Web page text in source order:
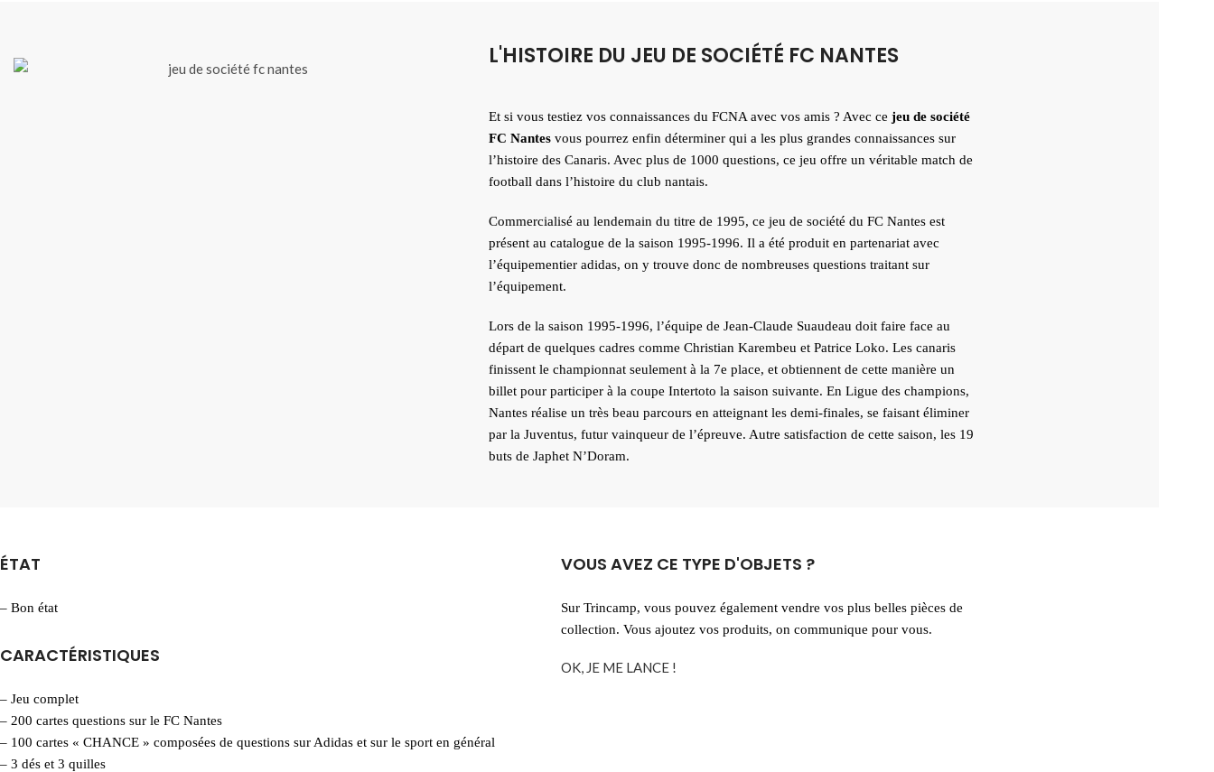
L'HISTOIRE DU JEU DE SOCIÉTÉ FC NANTES
Et si vous testiez vos connaissances du FCNA avec vos amis ? Avec ce jeu de société
FC Nantes vous pourrez enfin déterminer qui a les plus grandes connaissances sur
l’histoire des Canaris. Avec plus de 1000 questions, ce jeu offre un véritable match de
football dans l’histoire du club nantais.
Commercialisé au lendemain du titre de 1995, ce jeu de société du FC Nantes est
présent au catalogue de la saison 1995-1996. Il a été produit en partenariat avec
l’équipementier adidas, on y trouve donc de nombreuses questions traitant sur
l’équipement.
Lors de la saison 1995-1996, l’équipe de Jean-Claude Suaudeau doit faire face au
départ de quelques cadres comme Christian Karembeu et Patrice Loko. Les canaris
finissent le championnat seulement à la 7e place, et obtiennent de cette manière un
billet pour participer à la coupe Intertoto la saison suivante. En Ligue des champions,
Nantes réalise un très beau parcours en atteignant les demi-finales, se faisant éliminer
par la Juventus, futur vainqueur de l’épreuve. Autre satisfaction de cette saison, les 19
buts de Japhet N’Doram.
ÉTAT
– Bon état
CARACTÉRISTIQUES
– Jeu complet
– 200 cartes questions sur le FC Nantes
– 100 cartes « CHANCE » composées de questions sur Adidas et sur le sport en général
– 3 dés et 3 quilles
VOUS AVEZ CE TYPE D'OBJETS ?
Sur Trincamp, vous pouvez également vendre vos plus belles pièces de
collection. Vous ajoutez vos produits, on communique pour vous.
OK, JE ME LANCE !